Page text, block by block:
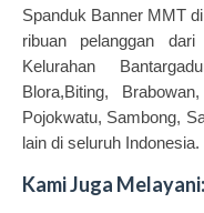
Spanduk Banner MMT
ribuan pelanggan
Kelurahan
Blora,Biting,
Pojokwatu, Sambong,
lain di seluruh Indonesia.
Kami Juga Melayani: